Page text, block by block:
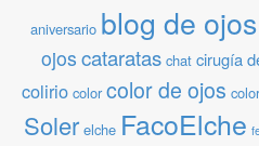
aniversario blog de ojos
ojos cataratas chat cirugía
colirio color color de ojos
Soler elche FacoElche